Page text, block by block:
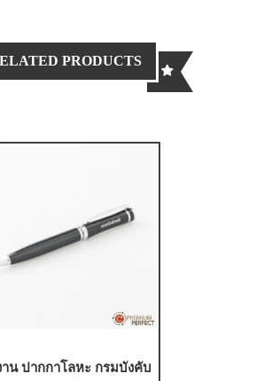
PRODUCTS
าน ปากกาโลหะ กรมบังคับ